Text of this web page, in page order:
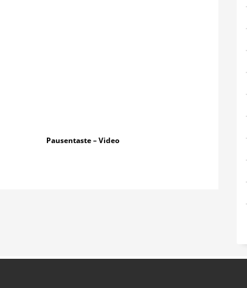
Pausentaste – Video